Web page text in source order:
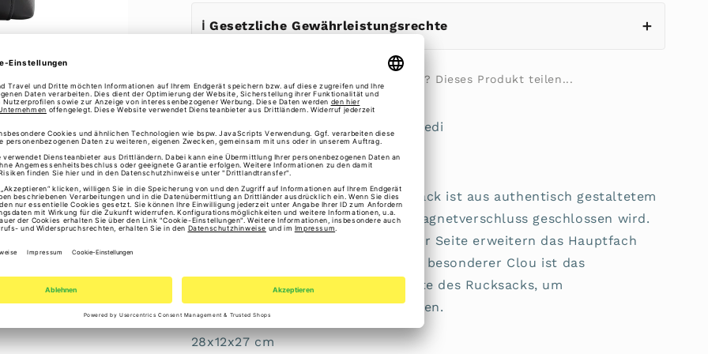
ℹ️ Gesetzliche Gewährleistungsrechte
Erstmal Freunde oder Familie fragen? Dieses Produkt teilen...
Handtasche Maile 1004235 von L'Credi
PETA-Approved Vegan
Der mittelgroße MAILE City-Rucksack ist aus authentisch gestaltetem
Kunstleder gefertigt, der mittels Magnetverschluss geschlossen wird.
Die praktischen Druckknöpfe an der Seite erweitern das Hauptfach
und erhöhen das Packvolumen. Ein besonderer Clou ist das
Reißverschlussfach an der Rückseite des Rucksacks, um
Wertgegenstände sicher zu verstauen.
28x12x27 cm